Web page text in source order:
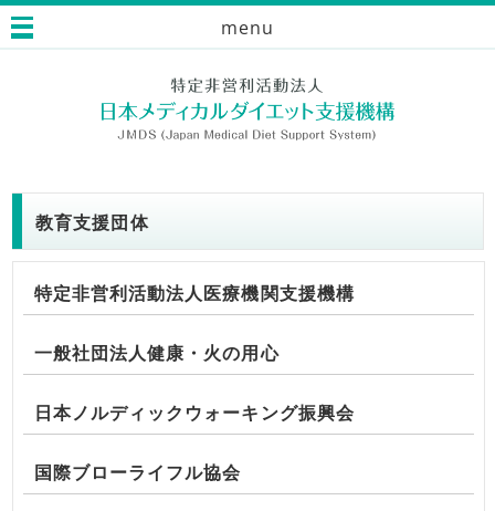
menu
教育支援団体
特定非営利活動法人医療機関支援機構
一般社団法人健康・火の用心
日本ノルディックウォーキング振興会
国際ブローライフル協会